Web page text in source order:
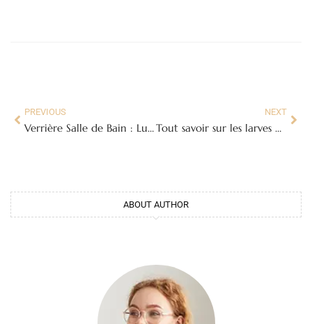
PREVIOUS
Verrière Salle de Bain : Luminosité et Style pour Votre Espace d’Eau
NEXT
Tout savoir sur les larves de mites : Identification, Dégâts et Solutions
ABOUT AUTHOR